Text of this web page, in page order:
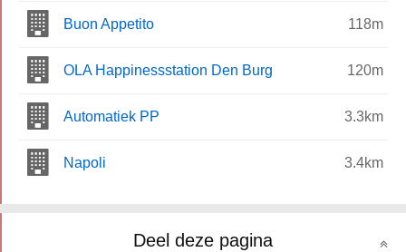
Buon Appetito 118m
OLA Happinessstation Den Burg 120m
Automatiek PP 3.3km
Napoli 3.4km
Deel deze pagina